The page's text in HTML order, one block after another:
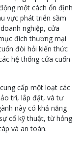
một cách ổn định
vực phát triển sầm
nghiệp, cửa
đích thương mại
đòi hỏi kiến thức
hệ thống cửa cuốn
cấp một loạt các
trì, lắp đặt, và tư
này có khả năng
cố kỹ thuật, từ hỏng
và an toàn.